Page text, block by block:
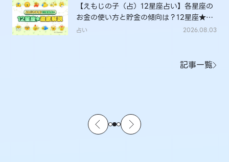
【えもじの子（占）12星座占い】各星座の
お金の使い方と貯金の傾向は？12星座★徹
底解説
占い 2026.08.03
記事一覧